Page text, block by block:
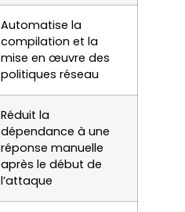
Automatise la
compilation et la
mise en œuvre des
politiques réseau
Réduit la
dépendance à une
réponse manuelle
après le début de
l’attaque